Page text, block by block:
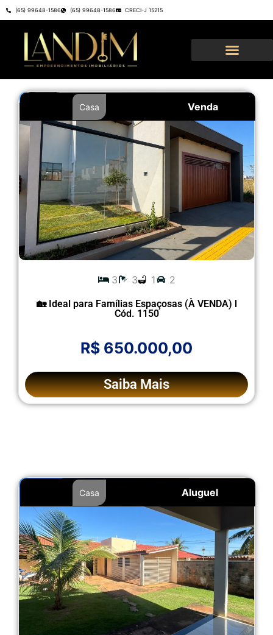
(65) 99648-1586 (65) 99648-1586 CRECI-J 15215
Venda
Casa
3 3 1 2
🏡 Ideal para Famílias Espaçosas (À VENDA) l
Cód. 1150
R$ 650.000,00
Saiba Mais
Aluguel
Casa